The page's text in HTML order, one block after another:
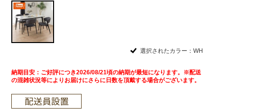
選択されたカラー：WH
納期目安：ご好評につき2026/08/21頃の納期が最短になります。※配送
の混雑状況等によりお届けにさらに日数を頂戴する場合がございます。